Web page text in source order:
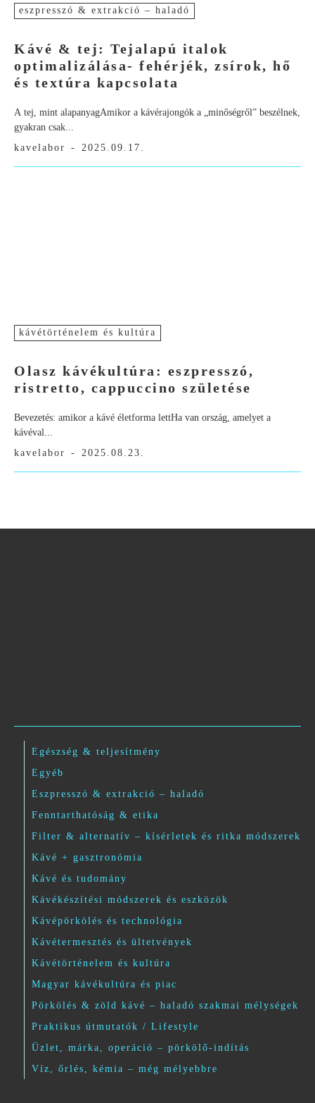
eszpresszó & extrakció – haladó
Kávé & tej: Tejalapú italok
optimalizálása- fehérjék, zsírok, hő
és textúra kapcsolata
A tej, mint alapanyagAmikor a kávérajongók a „minőségről” beszélnek,
gyakran csak...
kavelabor
- 2025.09.17.
kávétörténelem és kultúra
Olasz kávékultúra: eszpresszó,
ristretto, cappuccino születése
Bevezetés: amikor a kávé életforma lettHa van ország, amelyet a
kávéval...
kavelabor
- 2025.08.23.
Egészség & teljesítmény
Egyéb
Eszpresszó & extrakció – haladó
Fenntarthatóság & etika
Filter & alternatív – kísérletek és ritka módszerek
Kávé + gasztronómia
Kávé és tudomány
Kávékészítési módszerek és eszközök
Kávépörkölés és technológia
Kávétermesztés és ültetvények
Kávétörténelem és kultúra
Magyar kávékultúra és piac
Pörkölés & zöld kávé – haladó szakmai mélységek
Praktikus útmutatók / Lifestyle
Üzlet, márka, operáció – pörkölő-indítás
Víz, őrlés, kémia – még mélyebbre